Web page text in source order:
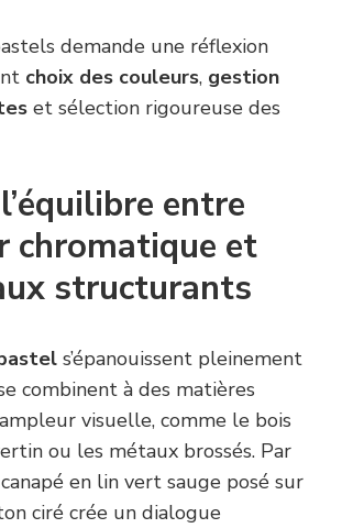
demande une réflexion
choix des couleurs, gestion
et sélection rigoureuse des
entre
chromatique et
structurants
s’épanouissent pleinement
combinent à des matières
visuelle, comme le bois
ou les métaux brossés. Par
en lin vert sauge posé sur
ciré crée un dialogue